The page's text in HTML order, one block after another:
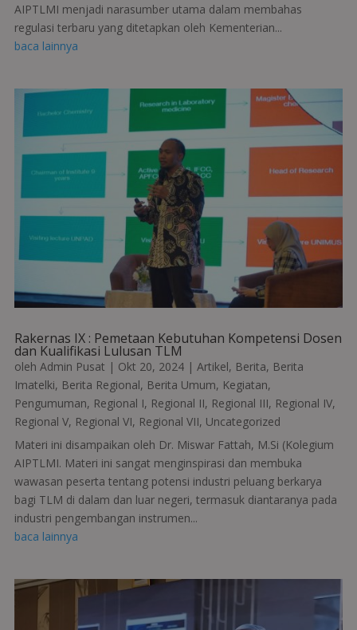
AIPTLMI menjadi narasumber utama dalam membahas
regulasi terbaru yang ditetapkan oleh Kementerian...
baca lainnya
Rakernas IX : Pemetaan Kebutuhan Kompetensi Dosen
dan Kualifikasi Lulusan TLM
oleh Admin Pusat | Okt 20, 2024| Artikel, Berita, Berita
Imatelki, Berita Regional, Berita Umum, Kegiatan,
Pengumuman, Regional I, Regional II, Regional III, Regional IV,
Regional V, Regional VI, Regional VII, Uncategorized
Materi ini disampaikan oleh Dr. Miswar Fattah, M.Si (Kolegium
AIPTLMI. Materi ini sangat menginspirasi dan membuka
wawasan peserta tentang potensi industri peluang berkarya
bagi TLM di dalam dan luar negeri, termasuk diantaranya pada
industri pengembangan instrumen...
baca lainnya